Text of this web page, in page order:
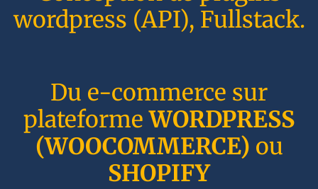
wordpress (API), Fullstack.
Du e-commerce sur
plateformeWORDPRESS
(WOOCOMMERCE) ou
SHOPIFY